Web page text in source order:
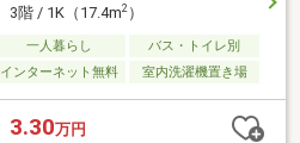
3階 / 1K（17.4m2）
一人暮らし
バス・トイレ別
インターネット無料 室内洗濯機置き場
3.30万円